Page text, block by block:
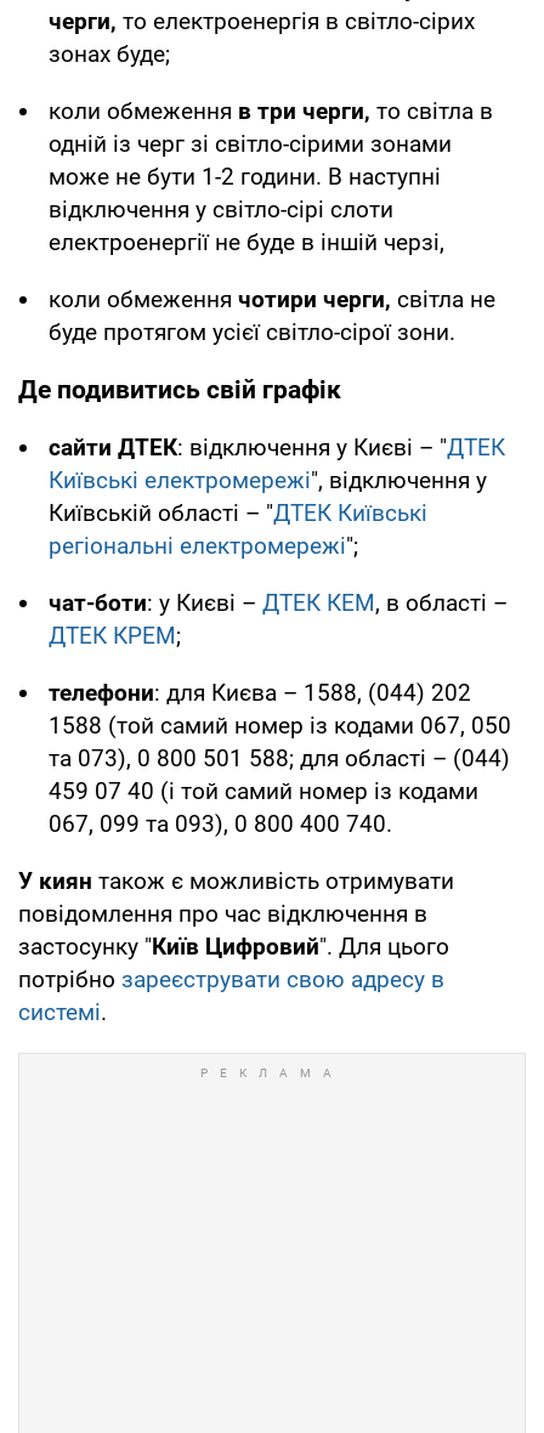
черги, то електроенергія в світло-сірих
зонах буде;
коли обмеження в три черги, то світла в
одній із черг зі світло-сірими зонами
може не бути 1-2 години. В наступні
відключення у світло-сірі слоти
електроенергії не буде в іншій черзі,
коли обмеження чотири черги, світла не
буде протягом усієї світло-сірої зони.
Де подивитись свій графік
сайти ДТЕК: відключення у Києві – "ДТЕК
Київські електромережі", відключення у
Київській області – "ДТЕК Київські
регіональні електромережі";
чат-боти: у Києві – ДТЕК КЕМ, в області –
ДТЕК КРЕМ;
телефони: для Києва – 1588, (044) 202
1588 (той самий номер із кодами 067, 050
та 073), 0 800 501 588; для області – (044)
459 07 40 (і той самий номер із кодами
067, 099 та 093), 0 800 400 740.
У киян також є можливість отримувати
повідомлення про час відключення в
застосунку "Київ Цифровий". Для цього
потрібно зареєструвати свою адресу в
системі.